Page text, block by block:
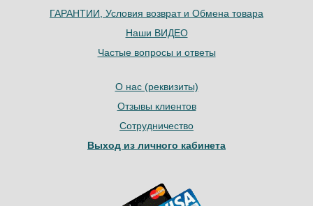
ГАРАНТИИ, Условия возврат и Обмена товара
Наши ВИДЕО
Частые вопросы и ответы
О нас (реквизиты)
Отзывы клиентов
Сотрудничество
Выход из личного кабинета